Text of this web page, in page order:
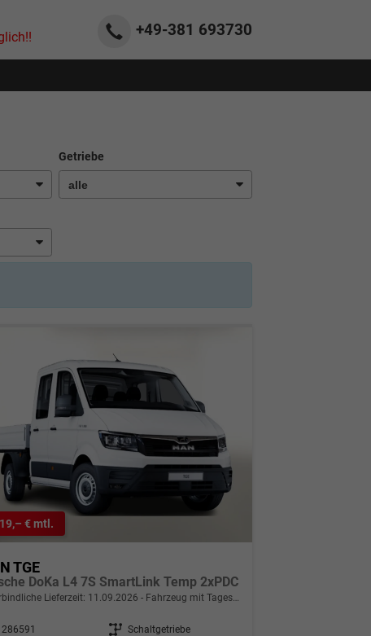
+49-381 693730
Getriebe
€ mtl.
TGE
DoKa L4 7S SmartLink Temp 2xPDC
Lieferzeit: 11.09.2026 Fahrzeug mit Tageszulassung
Getriebe Schaltgetriebe